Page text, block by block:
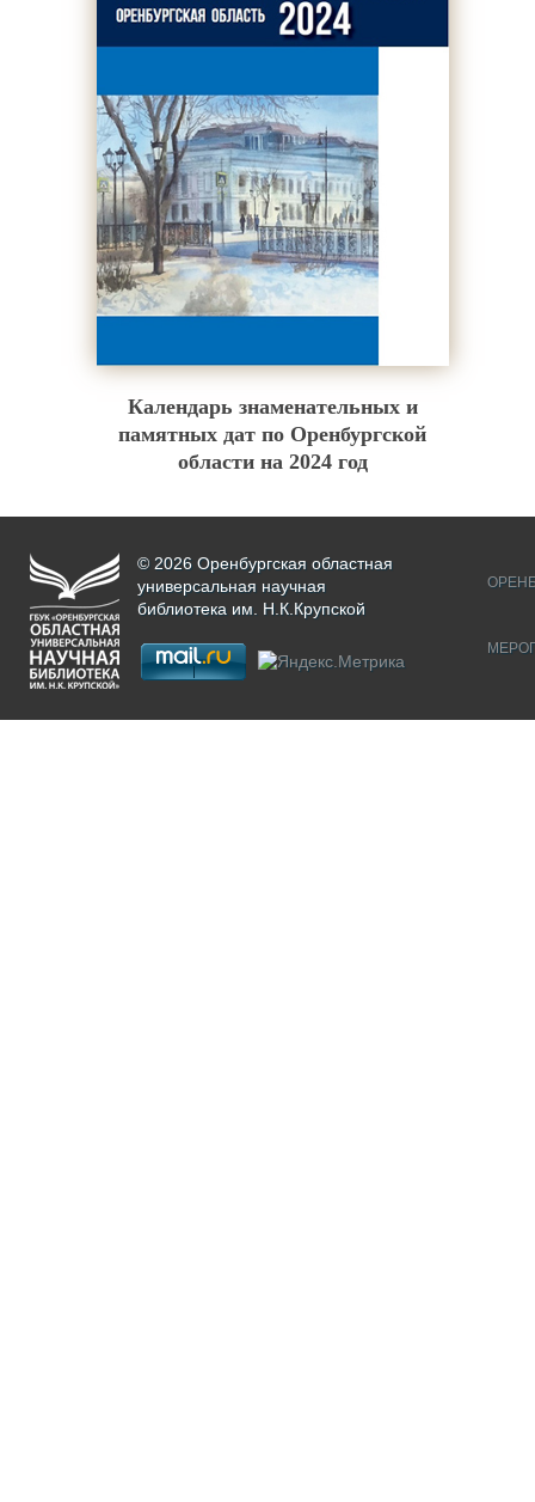
Календарь знаменательных и
памятных дат по Оренбургской
области на 2024 год
© 2026 Оренбургская областная
универсальная научная
библиотека им. Н.К.Крупской